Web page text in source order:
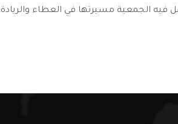
الجمعية مسيرتها في العطاء والريادة.